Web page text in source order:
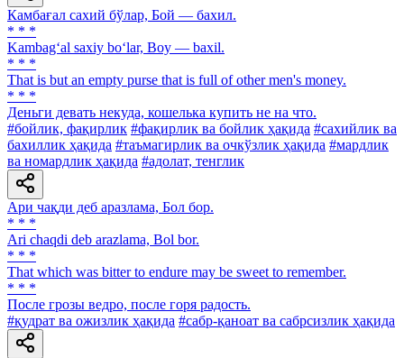
Камбағал сахий бўлар, Бой — бахил.
* * *
Kambag‘al saxiy bo‘lar, Boy — baxil.
* * *
That is but an empty purse that is full of other men's money.
* * *
Деньги девать некуда, кошелька купить не на что.
#бойлик, фақирлик #фақирлик ва бойлик ҳақида #сахийлик ва
бахиллик ҳақида #таъмагирлик ва очкўзлик ҳақида #мардлик
ва номардлик ҳақида #адолат, тенглик
Ари чақди деб аразлама, Бол бор.
* * *
Ari chaqdi deb arazlama, Bol bor.
* * *
That which was bitter to endure may be sweet to remember.
* * *
После грозы ведро, после горя радость.
#қудрат ва ожизлик ҳақида #сабр-қаноат ва сабрсизлик ҳақида